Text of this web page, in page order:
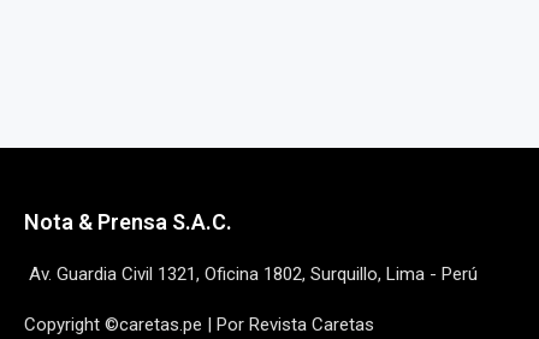
Nota & Prensa S.A.C.
Av. Guardia Civil 1321, Oficina 1802, Surquillo, Lima - Perú
Copyright ©caretas.pe | Por Revista Caretas